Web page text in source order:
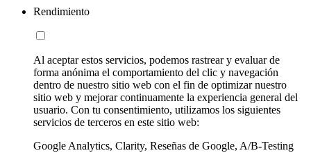
Rendimiento
Al aceptar estos servicios, podemos rastrear y evaluar de
forma anónima el comportamiento del clic y navegación
dentro de nuestro sitio web con el fin de optimizar nuestro
sitio web y mejorar continuamente la experiencia general del
usuario. Con tu consentimiento, utilizamos los siguientes
servicios de terceros en este sitio web:
Google Analytics, Clarity, Reseñas de Google, A/B-Testing